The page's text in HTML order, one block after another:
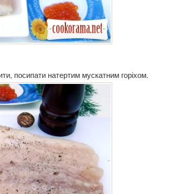
посипати натертим мускатним горіхом.